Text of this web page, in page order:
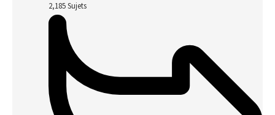
2,185Sujets